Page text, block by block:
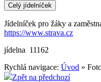
Celý jídelníček
Jídelníček pro žáky a
https://www.strava.cz
jídelna 11162
Rychlá navigace: Úvod »
Zpět na předchozí